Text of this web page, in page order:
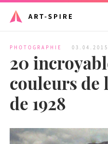
PHOTOGRAPHIE 03.04.2015
20
couleurs de
de 1928